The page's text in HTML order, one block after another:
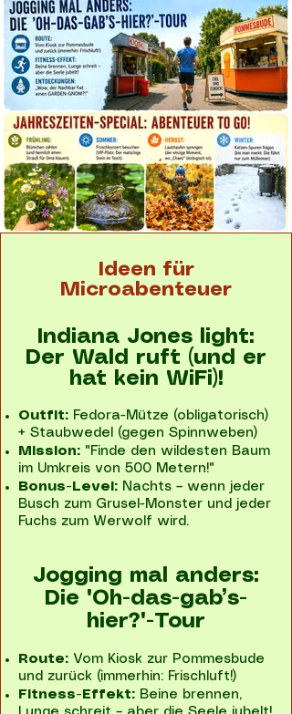
Ideen für
Microabenteuer
Indiana Jones light:
Der Wald ruft (und er
hat kein WiFi)!
Outfit: Fedora-Mütze (obligatorisch)
+ Staubwedel (gegen Spinnweben)
Mission: "Finde den wildesten Baum
im Umkreis von 500 Metern!"
Bonus-Level: Nachts – wenn jeder
Busch zum Grusel-Monster und jeder
Fuchs zum Werwolf wird.
Jogging mal anders:
Die 'Oh-das-gab’s-
hier?'-Tour
Route: Vom Kiosk zur Pommesbude
und zurück (immerhin: Frischluft!)
Fitness-Effekt: Beine brennen,